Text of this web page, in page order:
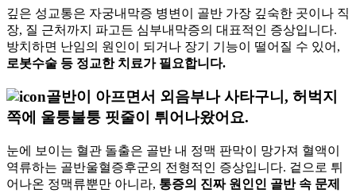
깊은 성교통은 자궁내막증 병변이 골반 가장 깊숙한 곳이나 직
장, 질 근처까지 파고든 심부내막증의 대표적인 증상입니다.
방치하면 난임의 원인이 되거나 장기 기능이 떨어질 수 있어,
로봇수술 등 정교한 치료가 필요합니다.
골반이 아프면서 외음부나 사타구니, 허벅지
쪽에 울퉁불퉁 핏줄이 튀어나왔어요.
눈에 보이는 혈관 돌출은 골반 내 정맥 판막이 망가져 혈액이
역류하는 골반울혈증후군의 전형적인 증상입니다. 겉으로 튀
어나온 정맥류뿐만 아니라, 통증의 진짜 원인인 골반 속 문제